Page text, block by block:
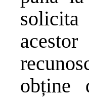
solicita
obține